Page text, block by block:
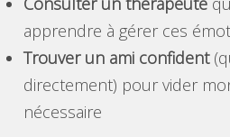
apprendre à gérer ces
Trouver un ami confident
directement) pour vider
nécessaire